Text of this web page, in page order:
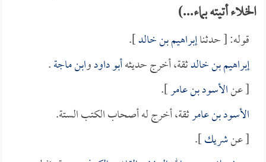
الخلاء أتيته بماء...)
قوله: [ حدثناإبراهيم بن خالد].
إبراهيم بن خالدثقة، أخرج حديثهأبو داودوابن ماجة.
[ عنالأسود بن عامر].
الأسود بن عامرثقة، أخرج له أصحاب الكتب الستة.
[ عنشريك].